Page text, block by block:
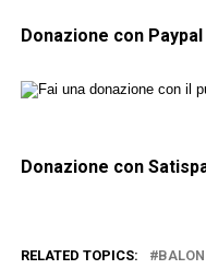
Donazione con
Donazione con
RELATED TOPICS: BALON